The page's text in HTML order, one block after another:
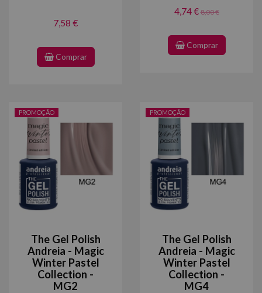
7,58 €
Comprar
4,74 €8,00 €
Comprar
PROMOÇÃO
The Gel Polish
Andreia - Magic
Winter Pastel
Collection -
MG2
PROMOÇÃO
The Gel Polish
Andreia - Magic
Winter Pastel
Collection -
MG4